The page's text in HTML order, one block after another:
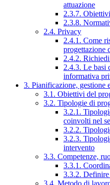
attuazione
2.3.7.
2.3.8.
2.4. Privacy
2.4.1. Come
progettazione
2.4.2.
2.4.3. Le basi
informativa
3. Pianificazione, gestione
3.1. Obiettivi del
3.2. Tipologie di
3.2.1.
coinvolti nel
3.2.2.
3.2.3.
intervento
3.3. Competenze,
3.3.1.
3.3.2. Definire
3.4. Metodo di